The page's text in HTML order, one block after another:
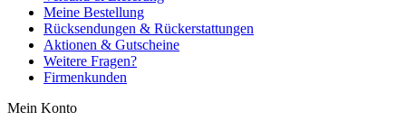
Meine Bestellung
Rücksendungen & Rückerstattungen
Aktionen & Gutscheine
Weitere Fragen?
Firmenkunden
Mein Konto